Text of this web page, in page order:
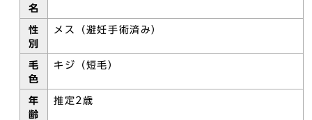
名
性
別
メス（避妊手術済み）
毛
色
キジ（短毛）
年
齢
推定2歳